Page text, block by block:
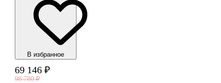
В избранноe
69 146 ₽
98 780 ₽